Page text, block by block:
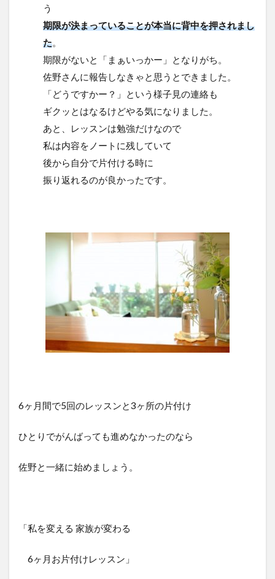
う
期限が決まっていることが本当に背中を押されまし
た。
期限がないと「まぁいっかー」となりがち。
佐野さんに報告しなきゃと思うとできました。
「どうですかー？」という様子見の連絡も
ギクッとはなるけどやる気になりました。
あと、レッスンは勉強だけなので
私は内容をノートに残していて
後から自分で片付ける時に
振り返れるのが良かったです。
6ヶ月間で5回のレッスンと3ヶ所の片付け
ひとりでがんばっても進めなかったのなら
佐野と一緒に始めましょう。
「私を変える 家族が変わる
6ヶ月お片付けレッスン」